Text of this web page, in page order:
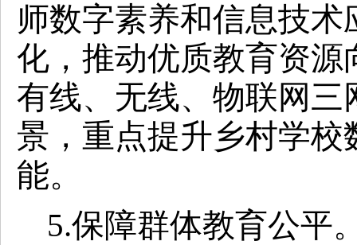
师数字素养和信息技
化，推动优质教育资
有线、无线、物联网三
景，重点提升乡村学
能。
5.保障群体教育公平